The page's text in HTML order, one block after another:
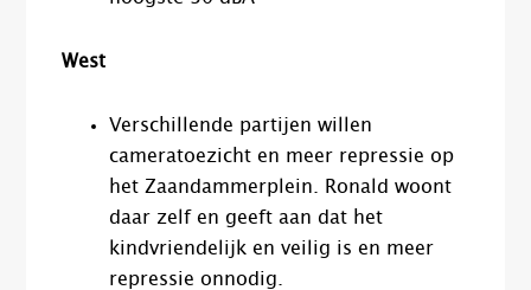
West
Verschillende partijen willen
cameratoezicht en meer repressie op
het Zaandammerplein. Ronald woont
daar zelf en geeft aan dat het
kindvriendelijk en veilig is en meer
repressie onnodig.